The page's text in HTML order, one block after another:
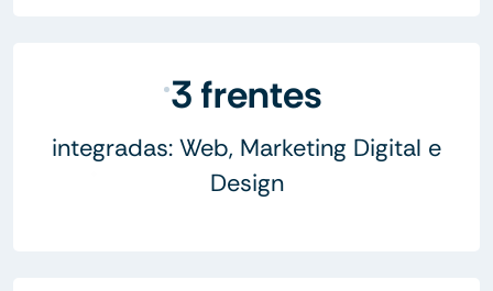
3 frentes
integradas: Web, Marketing Digital e
Design